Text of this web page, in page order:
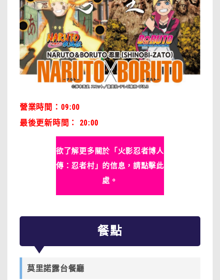
營業時間：09:00
最後更新時間 ： 20:00
欲了解更多關於「火影忍者博人
傳：忍者村」的信息，請點擊此
處。
餐點
莫里諾露台餐廳